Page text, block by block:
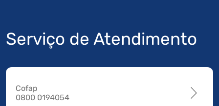
Serviço de Atendimento
Cofap
0800 0194054